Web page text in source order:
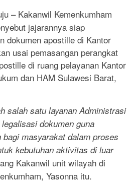
– Kakanwil Kemenkumham
jajarannya siap
dokumen apostille di Kantor
usai pemasangan perangkat
di ruang pelayanan Kantor
dan HAM Sulawesi Barat,
salah satu layanan Administrasi
dokumen guna
masyarakat dalam proses
kebutuhan aktivitas di luar
Kakanwil unit wilayah di
Yasonna itu.